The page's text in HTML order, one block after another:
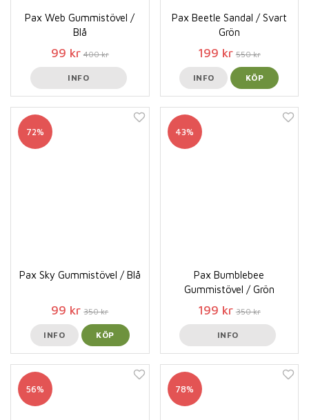
Pax Web Gummistövel /
Blå
99 kr 400 kr
INFO
Pax Beetle Sandal / Svart
Grön
199 kr 550 kr
INFO KÖP
72%
Pax Sky Gummistövel / Blå
99 kr 350 kr
INFO KÖP
43%
Pax Bumblebee
Gummistövel / Grön
199 kr 350 kr
INFO
56% 78%